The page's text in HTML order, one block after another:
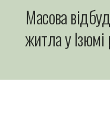
Масова
житла у